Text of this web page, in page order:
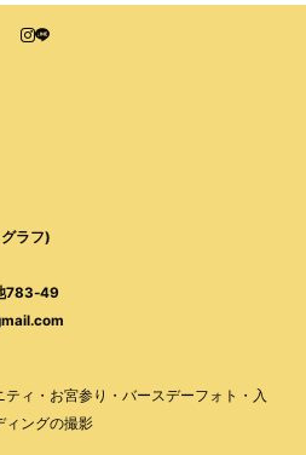
ラフ)
783-49
ィ・お宮参り・バースデーフォト・入
ィングの撮影